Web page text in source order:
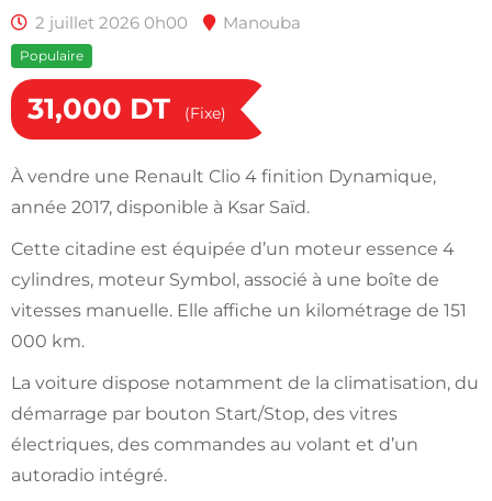
2 juillet 2026 0h00 Manouba
Populaire
31,000 DT (Fixe)
À vendre une Renault Clio 4 finition Dynamique,
année 2017, disponible à Ksar Saïd.
Cette citadine est équipée d’un moteur essence 4
cylindres, moteur Symbol, associé à une boîte de
vitesses manuelle. Elle affiche un kilométrage de 151
000 km.
La voiture dispose notamment de la climatisation, du
démarrage par bouton Start/Stop, des vitres
électriques, des commandes au volant et d’un
autoradio intégré.